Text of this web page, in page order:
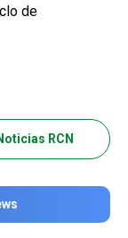
de
RCN